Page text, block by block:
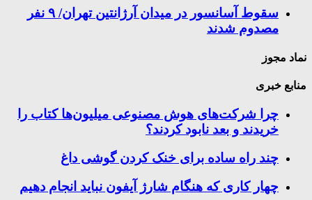
سقوط آسانسور در میدان آرژانتین تهران/ ۹ نفر
مصدوم شدند
نماد مجوز
منابع خبری
چرا شرکت‌های هوش مصنوعی میلیون‌ها کتاب را
خریدند و بعد نابود کردند؟
چند راه‌ ساده برای خنک کردن گوشی داغ
چهار کاری که هنگام شارژ آیفون نباید انجام دهیم